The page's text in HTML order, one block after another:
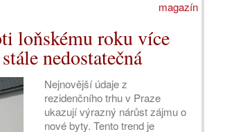
magazín
loňskému roku více
nedostatečná
Nejnovější údaje z
rezidenčního trhu v Praze
ukazují výrazný nárůst zájmu o
nové byty. Tento trend je